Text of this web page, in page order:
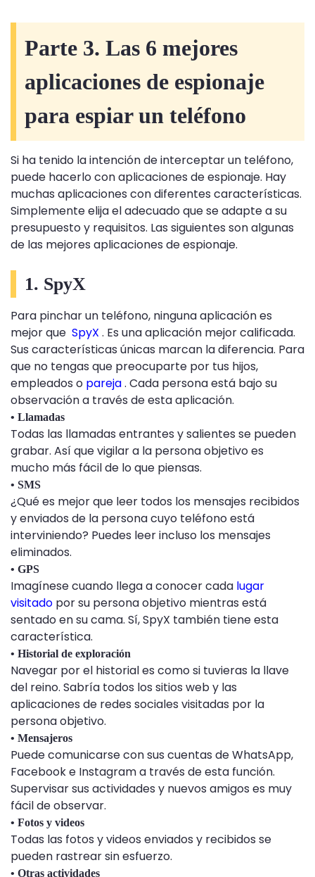
Parte 3. Las 6 mejores
aplicaciones de espionaje
para espiar un teléfono
Si ha tenido la intención de interceptar un teléfono,
puede hacerlo con aplicaciones de espionaje. Hay
muchas aplicaciones con diferentes características.
Simplemente elija el adecuado que se adapte a su
presupuesto y requisitos. Las siguientes son algunas
de las mejores aplicaciones de espionaje.
1. SpyX
Para pinchar un teléfono, ninguna aplicación es
mejor que SpyX . Es una aplicación mejor calificada.
Sus características únicas marcan la diferencia. Para
que no tengas que preocuparte por tus hijos,
empleados o pareja. Cada persona está bajo su
observación a través de esta aplicación.
• Llamadas
Todas las llamadas entrantes y salientes se pueden
grabar. Así que vigilar a la persona objetivo es
mucho más fácil de lo que piensas.
• SMS
¿Qué es mejor que leer todos los mensajes recibidos
y enviados de la persona cuyo teléfono está
interviniendo? Puedes leer incluso los mensajes
eliminados.
• GPS
Imagínese cuando llega a conocer cada lugar
visitado por su persona objetivo mientras está
sentado en su cama. Sí, SpyX también tiene esta
característica.
• Historial de exploración
Navegar por el historial es como si tuvieras la llave
del reino. Sabría todos los sitios web y las
aplicaciones de redes sociales visitadas por la
persona objetivo.
• Mensajeros
Puede comunicarse con sus cuentas de WhatsApp,
Facebook e Instagram a través de esta función.
Supervisar sus actividades y nuevos amigos es muy
fácil de observar.
• Fotos y videos
Todas las fotos y videos enviados y recibidos se
pueden rastrear sin esfuerzo.
• Otras actividades